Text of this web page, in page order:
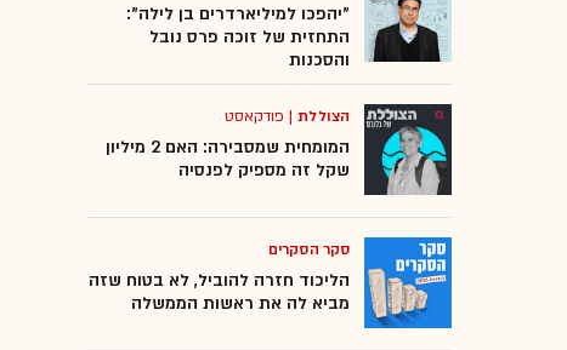
"יהפכו למיליארדרים בן לילה":
התחזית של זוכה פרס נובל
והסכנות
הצוללת| פודקאסט
המומחית שמסבירה: האם 2 מיליון
שקל זה מספיק לפנסיה
סקר הסקרים
הליכוד חזרה להוביל, לא בטוח שזה
מביא לה את ראשות הממשלה